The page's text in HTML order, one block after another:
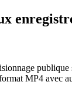
publique
MP4 avec